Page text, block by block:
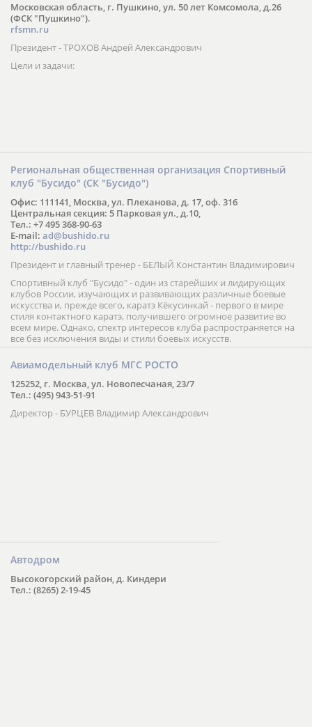
Московская область, г. Пушкино, ул. 50 лет Комсомола, д.26
(ФСК "Пушкино").
rfsmn.ru
Президент - ТРОХОВ Андрей Александрович
Цели и задачи:
Региональная общественная организация Спортивный
клуб "Бусидо" (СК "Бусидо")
Офис: 111141, Москва, ул. Плеханова, д. 17, оф. 316
Центральная секция: 5 Парковая ул., д.10,
Тел.: +7 495 368-90-63
E-mail: ad@bushido.ru
http://bushido.ru
Президент и главный тренер - БЕЛЫЙ Константин Владимирович
Спортивный клуб "Бусидо" - один из старейших и лидирующих
клубов России, изучающих и развивающих различные боевые
искусства и, прежде всего, каратэ Кёкусинкай - первого в мире
стиля контактного каратэ, получившего огромное развитие во
всем мире. Однако, спектр интересов клуба распространяется на
все без исключения виды и стили боевых искусств.
Авиамодельный клуб МГС РОСТО
125252, г. Москва, ул. Новопесчаная, 23/7
Тел.: (495) 943-51-91
Директор - БУРЦЕВ Владимир Александрович
Автодром
Высокогорский район, д. Киндери
Тел.: (8265) 2-19-45